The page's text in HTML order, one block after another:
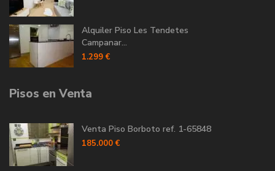
Alquiler Piso Les Tendetes
Campanar...
1.299 €
Pisos en Venta
Venta Piso Borboto ref. 1-65848
185.000 €